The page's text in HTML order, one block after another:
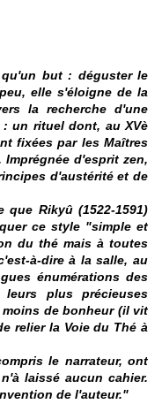
but : déguster le
elle s'éloigne de la
la recherche d'une
un rituel dont, au XVè
fixées par les Maîtres
d'esprit zen,
d'austérité et de
que Rikyû (1522-1591)
ce style "simple et
du thé mais à toutes
à-dire à la salle, au
énumérations des
plus précieuses
de bonheur (il vit
relier la Voie du Thé à
le narrateur, ont
laissé aucun cahier.
de l'auteur."